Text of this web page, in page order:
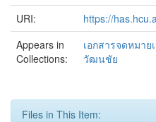
URI:
https://
Appears in
Collections:
เอกสารจดหมา
วัฒนชัย
Files in This Item: